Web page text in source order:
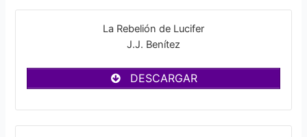
La Rebelión de Lucifer
J.J. Benítez
DESCARGAR